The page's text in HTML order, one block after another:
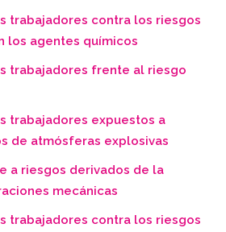
trabajadores contra los riesgos
los agentes químicos
trabajadores frente al riesgo
trabajadores expuestos a
de atmósferas explosivas
a riesgos derivados de la
mecánicas
trabajadores contra los riesgos